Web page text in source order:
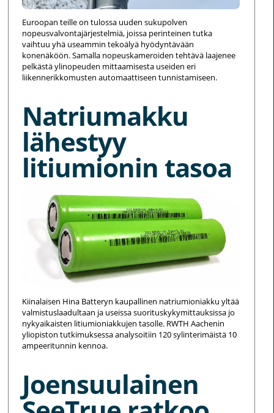
Euroopan teille on tulossa uuden sukupolven
nopeusvalvontajärjestelmiä, joissa perinteinen tutka
vaihtuu yhä useammin tekoälyä hyödyntävään
konenäköön. Samalla nopeuskameroiden tehtävä laajenee
pelkästä ylinopeuden mittaamisesta useiden eri
liikennerikkomusten automaattiseen tunnistamiseen.
Natriumakku
lähestyy
litiumionin tasoa
Kiinalaisen Hina Batteryn kaupallinen natriumioniakku yltää
valmistuslaadultaan ja useissa suorituskykymittauksissa jo
nykyaikaisten litiumioniakkujen tasolle. RWTH Aachenin
yliopiston tutkimuksessa analysoitiin 120 sylinterimäistä 10
ampeeritunnin kennoa.
Joensuulainen